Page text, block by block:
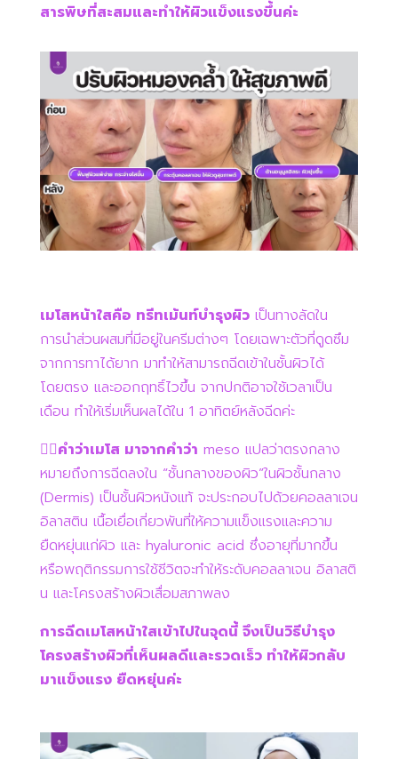
สารพิษที่สะสมและทำให้ผิวแข็งแรงขึ้นค่ะ
เมโสหน้าใสคือ ทรีทเม้นท์บำรุงผิวเป็นทางลัดใน
การนำส่วนผสมที่มีอยู่ในครีมต่างๆ โดยเฉพาะตัวที่ดูดซึม
จากการทาได้ยาก มาทำให้สามารถฉีดเข้าในชั้นผิวได้
โดยตรง และออกฤทธิ์ไวขึ้น จากปกติอาจใช้เวลาเป็น
เดือน ทำให้เริ่มเห็นผลได้ใน 1 อาทิตย์หลังฉีดค่ะ
👉🏻คำว่าเมโส มาจากคำว่า meso แปลว่าตรงกลาง
หมายถึงการฉีดลงใน “ชั้นกลางของผิว”ในผิวชั้นกลาง
(Dermis) เป็นชั้นผิวหนังแท้ จะประกอบไปด้วยคอลลาเจน
อิลาสติน เนื้อเยื่อเกี่ยวพันที่ให้ความแข็งแรงและความ
ยืดหยุ่นแก่ผิว และ hyaluronic acid ซึ่งอายุที่มากขึ้น
หรือพฤติกรรมการใช้ชีวิตจะทำให้ระดับคอลลาเจน อิลาสติ
น และโครงสร้างผิวเสื่อมสภาพลง
การฉีดเมโสหน้าใสเข้าไปในจุดนี้ จึงเป็นวิธีบำรุง
โครงสร้างผิวที่เห็นผลดีและรวดเร็ว ทำให้ผิวกลับ
มาแข็งแรง ยืดหยุ่นค่ะ